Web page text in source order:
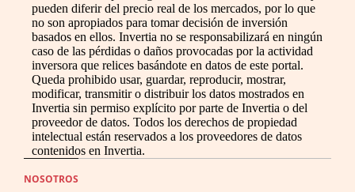
pueden diferir del precio real de los mercados, por lo que
no son apropiados para tomar decisión de inversión
basados en ellos. Invertia no se responsabilizará en ningún
caso de las pérdidas o daños provocadas por la actividad
inversora que relices basándote en datos de este portal.
Queda prohibido usar, guardar, reproducir, mostrar,
modificar, transmitir o distribuir los datos mostrados en
Invertia sin permiso explícito por parte de Invertia o del
proveedor de datos. Todos los derechos de propiedad
intelectual están reservados a los proveedores de datos
contenidos en Invertia.
NOSOTROS